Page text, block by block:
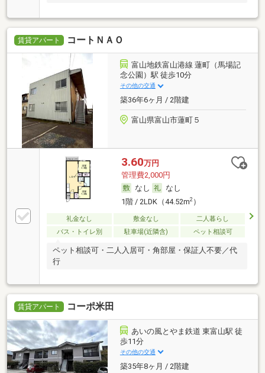
賃貸アパート コートＮＡＯ
富山地鉄富山港線 蓮町（馬場記
念公園）駅 徒歩10分
その他の交通
築36年6ヶ月 / 2階建
富山県富山市蓮町５
3.60万円
管理費2,000円
なし
なし
1階 / 2LDK（44.52m2）
礼金なし 敷金なし
二人暮らし
バス・トイレ別
駐車場(近隣含) ペット相談可
ペット相談可・二人入居可・角部屋・保証人不要／代
行
賃貸アパート コーポ米田
あいの風とやま鉄道 東富山駅 徒
歩11分
その他の交通
築35年8ヶ月 / 2階建